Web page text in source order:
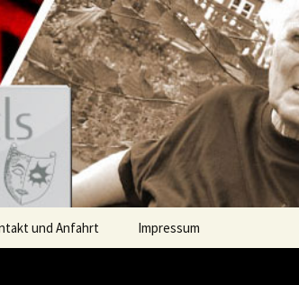
und Anfahrt Impressum